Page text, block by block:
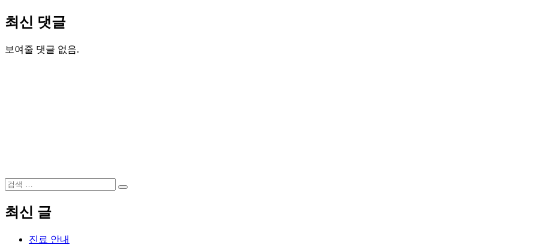
최신 댓글
보여줄 댓글 없음.
검
검
최신 글
진료 안내